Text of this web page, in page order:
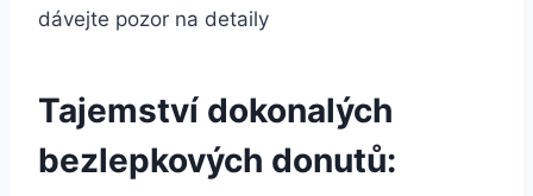
Tajemství dokonalých
bezlepkových donutů: